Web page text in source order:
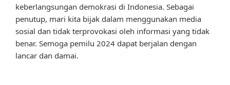
keberlangsungan demokrasi di Indonesia. Sebagai
penutup, mari kita bijak dalam menggunakan media
sosial dan tidak terprovokasi oleh informasi yang tidak
benar. Semoga pemilu 2024 dapat berjalan dengan
lancar dan damai.